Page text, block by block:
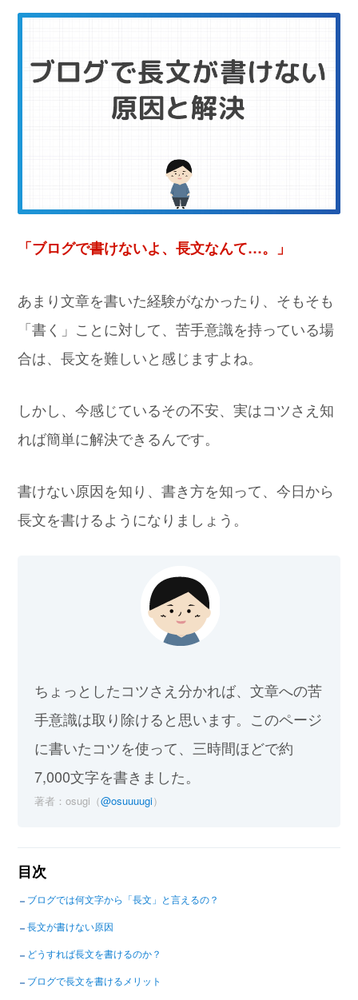
「ブログで書けないよ、長文なんて…。」
あまり文章を書いた経験がなかったり、そもそも
「書く」ことに対して、苦手意識を持っている場
合は、長文を難しいと感じますよね。
しかし、今感じているその不安、実はコツさえ知
れば簡単に解決できるんです。
書けない原因を知り、書き方を知って、今日から
長文を書けるようになりましょう。
ちょっとしたコツさえ分かれば、文章への苦
手意識は取り除けると思います。このページ
に書いたコツを使って、三時間ほどで約
7,000文字を書きました。
著者：osugi（@osuuuugi）
目次
ブログでは何文字から「長文」と言えるの？
長文が書けない原因
どうすれば長文を書けるのか？
ブログで長文を書けるメリット